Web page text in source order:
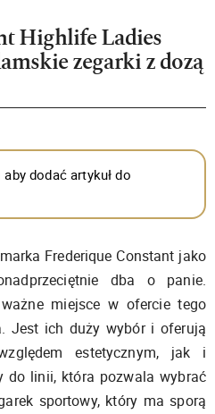
Highlife Ladies
zegarki z dozą
dodać artykuł do
Frederique Constant jako
dba o panie.
miejsce w ofercie tego
Jest ich duży wybór i oferują
estetycznym, jak i
do linii, która pozwala wybrać
sportowy, który ma sporą